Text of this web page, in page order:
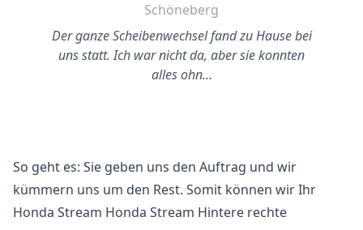
Schöneberg
Der ganze Scheibenwechsel fand zu Hause bei
uns statt. Ich war nicht da, aber sie konnten
alles ohn…
So geht es: Sie geben uns den Auftrag und wir
kümmern uns um den Rest. Somit können wir Ihr
Honda Stream Honda Stream Hintere rechte